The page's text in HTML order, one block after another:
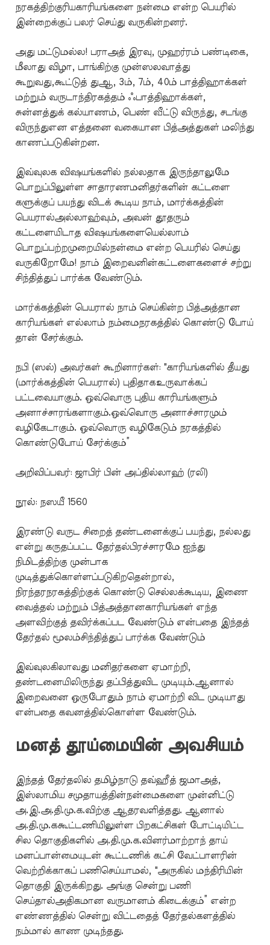
நரகத்திற்குரியகாரியங்களை நன்மை என்ற பெயரில்
இன்றைக்குப் பலர் செய்து வருகின்றனர்.
அது மட்டுமல்ல! பராஅத் இரவு, முஹர்ரம் பண்டிகை,
மீலாது விழா, பாங்கிற்கு முன்ஸலவாத்து
கூறுவது,கூட்டுத் துஆ, 3ம், 7ம், 40ம் பாத்திஹாக்கள்
மற்றும் வருடாந்திரகத்தம் ஃபாத்திஹாக்கள்,
சுன்னத்துக் கல்யாணம், பெண் வீட்டு விருந்து, சடங்கு
விருந்துஎன எத்தனை வகையான பித்அத்துகள் மலிந்து
காணப்படுகின்றன.
இவ்வுலக விஷயங்களில் நல்லதாக இருந்தாலுமே
பொறுப்பிலுள்ள சாதாரணமனிதர்களின் கட்டளை
களுக்குப் பயந்து விடக் கூடிய நாம், மார்க்கத்தின்
பெயரால்அல்லாஹ்வும், அவன் தூதரும்
கட்டளையிடாத விஷயங்களையெல்லாம்
பொறுப்பற்றமுறையில்நன்மை என்ற பெயரில் செய்து
வருகிறோமே! நாம் இறைவனின்கட்டளைகளைச் சற்று
சிந்தித்துப் பார்க்க வேண்டும்.
மார்க்கத்தின் பெயரால் நாம் செய்கின்ற பித்அத்தான
காரியங்கள் எல்லாம் நம்மைநரகத்தில் கொண்டு போய்
தான் சேர்க்கும்.
நபி (ஸல்) அவர்கள் கூறினார்கள்: "காரியங்களில் தீயது
(மார்க்கத்தின் பெயரால்) புதிதாகஉருவாக்கப்
பட்டவையாகும். ஒவ்வொரு புதிய காரியங்களும்
அனாச்சாரங்களாகும்.ஒவ்வொரு அனாச்சாரமும்
வழிகேடாகும். ஒவ்வொரு வழிகேடும் நரகத்தில்
கொண்டுபோய் சேர்க்கும்”
அறிவிப்பவர்: ஜாபிர் பின் அப்தில்லாஹ் (ரலி)
நூல்: நஸயீ 1560
இரண்டு வருட சிறைத் தண்டனைக்குப் பயந்து, நல்லது
என்று கருதப்பட்ட தேர்தல்பிரச்சாரமே ஐந்து
நிமிடத்திற்கு முன்பாக
முடித்துக்கொள்ளப்படுகிறதென்றால்,
நிரந்தரநரகத்திற்குக் கொண்டு செல்லக்கூடிய, இணை
வைத்தல் மற்றும் பித்அத்தானகாரியங்கள் எந்த
அளவிற்குத் தவிர்க்கப்பட வேண்டும் என்பதை இந்தத்
தேர்தல் மூலம்சிந்தித்துப் பார்க்க வேண்டும்
இவ்வுலகிலாவது மனிதர்களை ஏமாற்றி,
தண்டனையிலிருந்து தப்பித்துவிட முடியும்.ஆனால்
இறைவனை ஒருபோதும் நாம் ஏமாற்றி விட முடியாது
என்பதை கவனத்தில்கொள்ள வேண்டும்.
மனத் தூய்மையின் அவசியம்
இந்தத் தேர்தலில் தமிழ்நாடு தவ்ஹீத் ஜமாஅத்,
இஸ்லாமிய சமுதாயத்தின்நன்மைகளை முன்னிட்டு
அ.இ.அ.தி.மு.க.விற்கு ஆதரவளித்தது. ஆனால்
அ.தி.மு.ககூட்டணியிலுள்ள பிறகட்சிகள் போட்டியிட்ட
சில தொகுதிகளில் அ.தி.மு.க.வினர்மாற்றாந் தாய்
மனப்பான்மையுடன் கூட்டணிக் கட்சி வேட்பாளரின்
வெற்றிக்காகப் பணிசெய்யாமல், "அருகில் மந்திரியின்
தொகுதி இருக்கிறது. அங்கு சென்று பணி
செய்தால்அதிகமான வருமானம் கிடைக்கும்” என்ற
எண்ணத்தில் சென்று விட்டதைத் தேர்தல்களத்தில்
நம்மால் காண முடிந்தது.